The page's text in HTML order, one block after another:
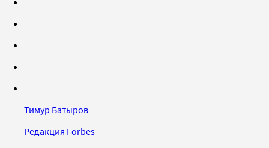
Тимур Батыров
Редакция Forbes